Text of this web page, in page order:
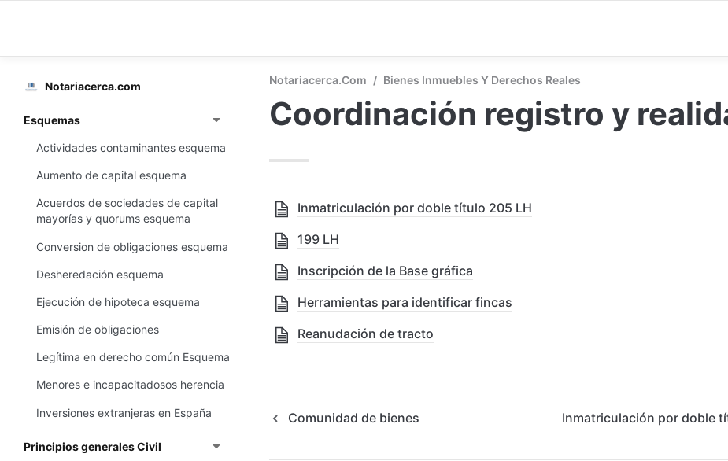
Notariacerca.com
Esquemas
Actividades contaminantes esquema
Aumento de capital esquema
Acuerdos de sociedades de capital
mayorías y quorums esquema
Conversion de obligaciones esquema
Desheredación esquema
Ejecución de hipoteca esquema
Emisión de obligaciones
Legítima en derecho común Esquema
Menores e incapacitadosos herencia
Inversiones extranjeras en España
Principios generales Civil
Notariacerca.com / Bienes Inmuebles Y Derechos Reales
Coordinación registro y
Inmatriculación por doble título 205 LH
199 LH
Inscripción de la Base gráfica
Herramientas para identificar fincas
Reanudación de tracto
Comunidad de bienes Inmatriculación por doble